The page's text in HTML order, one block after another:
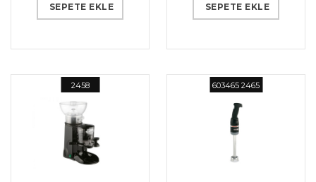
SEPETE EKLE SEPETE EKLE
2458 603465 2465